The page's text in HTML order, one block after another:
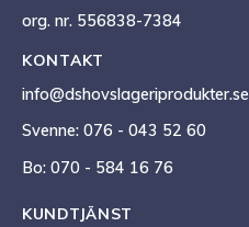
org. nr. 556838-7384
KONTAKT
info@dshovslageriprodukter.se
Svenne: 076 - 043 52 60
Bo: 070 - 584 16 76
KUNDTJÄNST